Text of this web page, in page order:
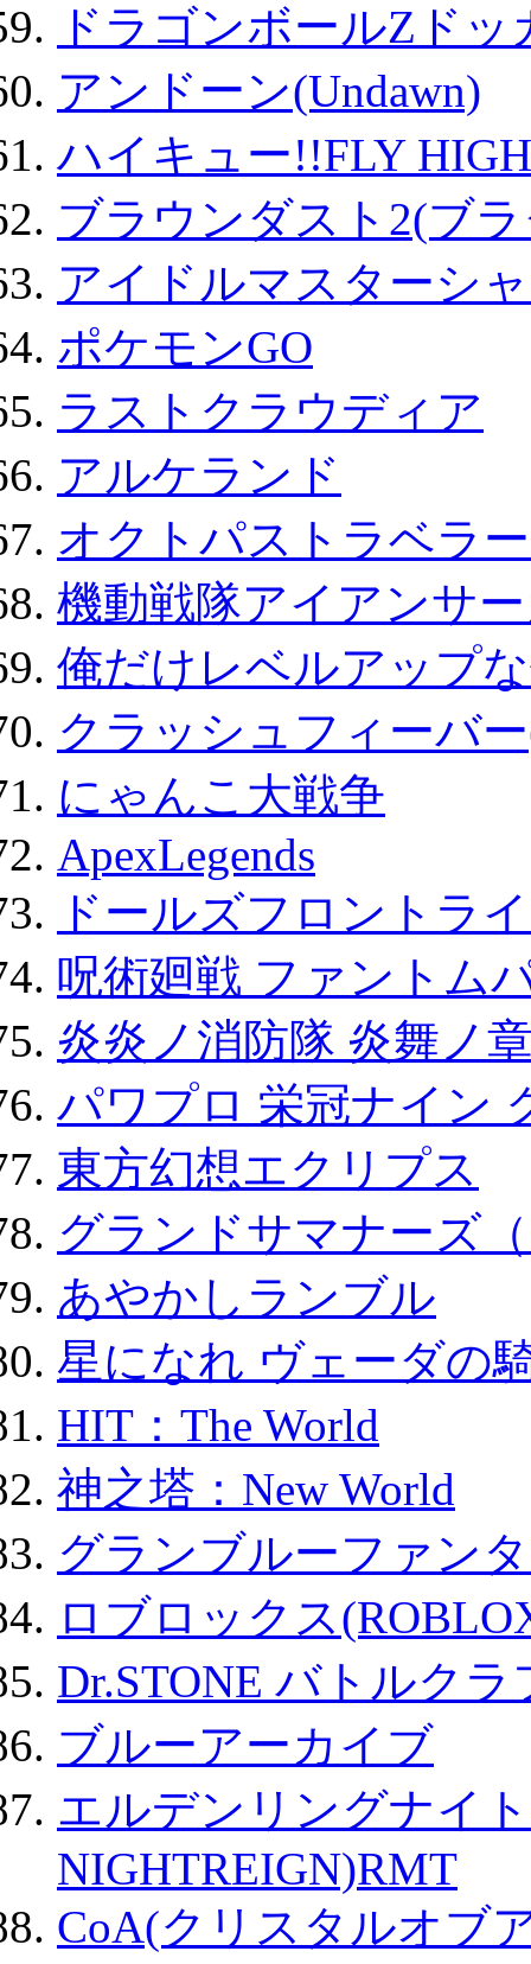
ドラゴンボールZド
アンドーン(Undawn)
ハイキュー!!FLY HIGH
ブラウンダスト2(ブ
アイドルマスターシ
ポケモンGO
ラストクラウディア
アルケランド
オクトパストラベラ
機動戦隊アイアンサ
俺だけレベルアップ
クラッシュフィーバ
にゃんこ大戦争
ApexLegends
ドールズフロントラ
呪術廻戦 ファントム
炎炎ノ消防隊 炎舞ノ
パワプロ 栄冠ナイン
東方幻想エクリプス
グランドサマナーズ
あやかしランブル
星になれ ヴェーダの
HIT：The World
神之塔：New World
グランブルーファン
ロブロックス
Dr.STONE バトルク
ブルーアーカイブ
エルデンリングナイ
NIGHTREIGN)RMT
CoA(クリスタルオブ